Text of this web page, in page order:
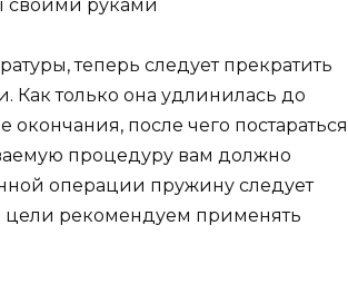
теперь следует прекратить
Как только она удлинилась до
после чего постараться
процедуру вам должно
операции пружину следует
цели рекомендуем применять